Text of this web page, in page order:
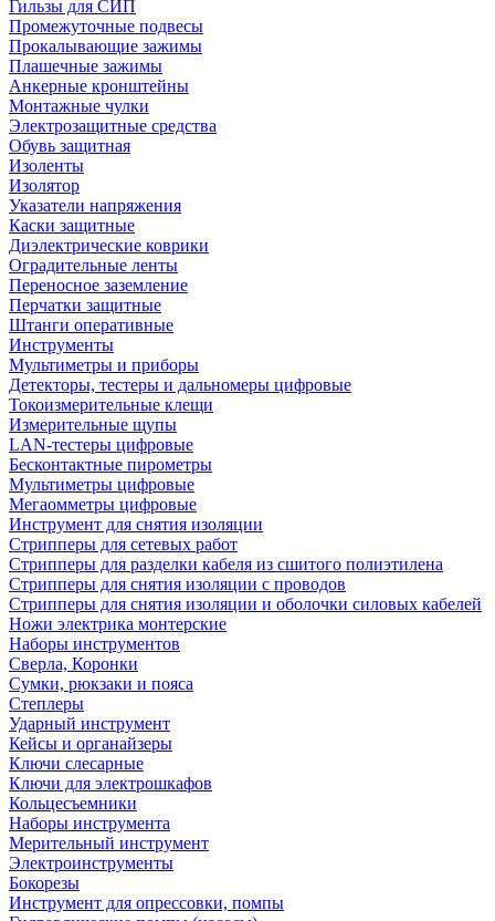
Гильзы для СИП
Промежуточные подвесы
Прокалывающие зажимы
Плашечные зажимы
Анкерные кронштейны
Монтажные чулки
Электрозащитные средства
Обувь защитная
Изоленты
Изолятор
Указатели напряжения
Каски защитные
Диэлектрические коврики
Оградительные ленты
Переносное заземление
Перчатки защитные
Штанги оперативные
Инструменты
Мультиметры и приборы
Детекторы, тестеры и дальномеры цифровые
Токоизмерительные клещи
Измерительные щупы
LAN-тестеры цифровые
Бесконтактные пирометры
Мультиметры цифровые
Мегаомметры цифровые
Инструмент для снятия изоляции
Стрипперы для сетевых работ
Стрипперы для разделки кабеля из сшитого полиэтилена
Cтрипперы для снятия изоляции с проводов
Стрипперы для снятия изоляции и оболочки силовых кабелей
Ножи электрика монтерские
Наборы инструментов
Сверла, Коронки
Сумки, рюкзаки и пояса
Степлеры
Ударный инструмент
Кейсы и органайзеры
Ключи слесарные
Ключи для электрошкафов
Кольцесъемники
Наборы инструмента
Мерительный инструмент
Электроинструменты
Бокорезы
Инструмент для опрессовки, помпы